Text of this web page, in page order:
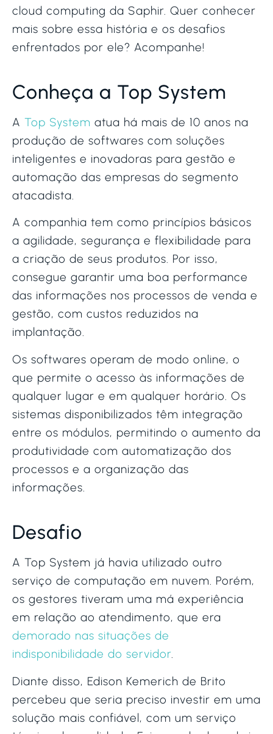
cloud computing da Saphir. Quer conhecer
mais sobre essa história e os desafios
enfrentados por ele? Acompanhe!
Conheça a Top System
A Top System atua há mais de 10 anos na
produção de softwares com soluções
inteligentes e inovadoras para gestão e
automação das empresas do segmento
atacadista.
A companhia tem como princípios básicos
a agilidade, segurança e flexibilidade para
a criação de seus produtos. Por isso,
consegue garantir uma boa performance
das informações nos processos de venda e
gestão, com custos reduzidos na
implantação.
Os softwares operam de modo online, o
que permite o acesso às informações de
qualquer lugar e em qualquer horário. Os
sistemas disponibilizados têm integração
entre os módulos, permitindo o aumento da
produtividade com automatização dos
processos e a organização das
informações.
Desafio
A Top System já havia utilizado outro
serviço de computação em nuvem. Porém,
os gestores tiveram uma má experiência
em relação ao atendimento, que era
demorado nas situações de
indisponibilidade do servidor.
Diante disso, Edison Kemerich de Brito
percebeu que seria preciso investir em uma
solução mais confiável, com um serviço